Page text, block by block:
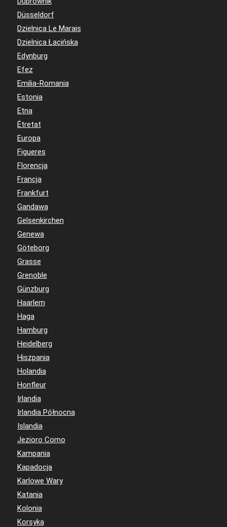
Düsseldorf
Dzielnica Le Marais
Dzielnica Łacińska
Edynburg
Efez
Emilia-Romania
Estonia
Etna
Étretat
Europa
Figueres
Florencja
Francja
Frankfurt
Gandawa
Gelsenkirchen
Genewa
Göteborg
Grasse
Grenoble
Günzburg
Haarlem
Haga
Hamburg
Heidelberg
Hiszpania
Holandia
Honfleur
Irlandia
Irlandia Północna
Islandia
Jezioro Como
Kampania
Kapadocja
Karlowe Wary
Katania
Kolonia
Korsyka